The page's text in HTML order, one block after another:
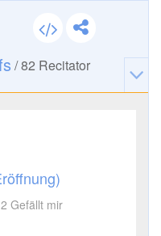
/82 Recitator
2 Gefällt mir